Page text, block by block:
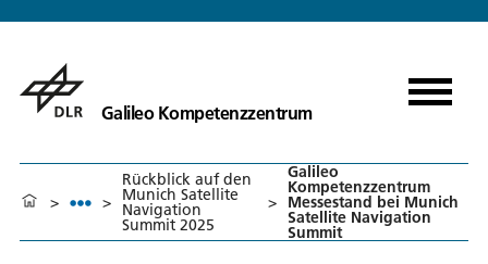
Galileo Kompetenzzentrum
> >
Rückblick auf den
Munich Satellite
Navigation
Summit 2025
>
Galileo
Kompetenzzentrum
Messestand bei Munich
Satellite Navigation
Summit